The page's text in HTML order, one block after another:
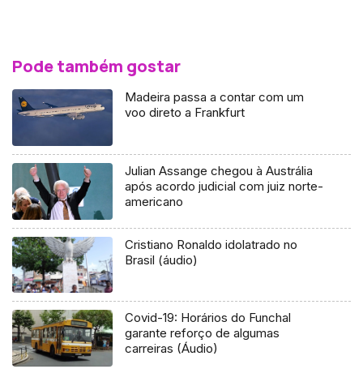
Pode também gostar
Madeira passa a contar com um
voo direto a Frankfurt
Julian Assange chegou à Austrália
após acordo judicial com juiz norte-
americano
Cristiano Ronaldo idolatrado no
Brasil (áudio)
Covid-19: Horários do Funchal
garante reforço de algumas
carreiras (Áudio)